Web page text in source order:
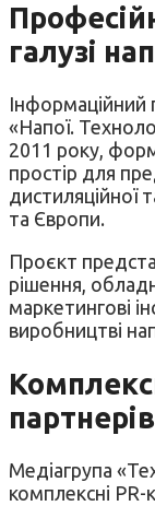
галузі
Інформаційний
«Напої.
2011 року,
простір для
дистиляційної
та Європи.
Проєкт
рішення,
маркетингові
виробництві
партнерів
Медіагрупа
комплексні